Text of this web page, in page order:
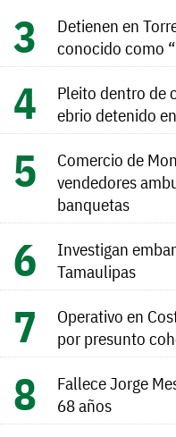
Detienen en
conocido como
Pleito dentro de
ebrio detenido
Comercio de
vendedores
banquetas
Investigan
Tamaulipas
Operativo en
por presunto
Fallece Jorge
68 años